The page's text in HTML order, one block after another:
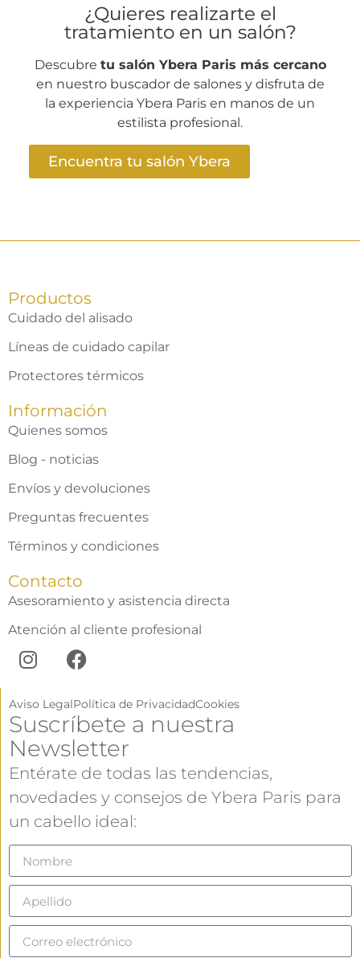
¿Quieres realizarte el
tratamiento en un salón?
Descubre tu salón Ybera Paris más cercano
en nuestro buscador de salones y disfruta de
la experiencia Ybera Paris en manos de un
estilista profesional.
Encuentra tu salón Ybera
Productos
Cuidado del alisado
Líneas de cuidado capilar
Protectores térmicos
Información
Quienes somos
Blog - noticias
Envíos y devoluciones
Preguntas frecuentes
Términos y condiciones
Contacto
Asesoramiento y asistencia directa
Atención al cliente profesional
Aviso LegalPolítica de PrivacidadCookies
Suscríbete a nuestra
Newsletter
Entérate de todas las tendencias,
novedades y consejos de Ybera Paris para
un cabello ideal: